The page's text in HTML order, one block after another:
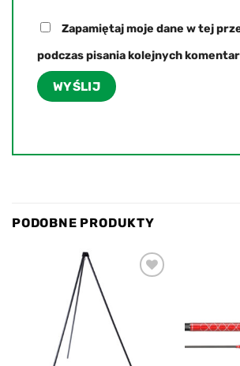
Zapamiętaj moje dane w tej
podczas pisania kolejnych
PODOBNE PRODUKTY